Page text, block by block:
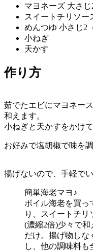
マヨネーズ 大さじ
スイートチリソー
めんつゆ 小さじ2
小ねぎ
天かす
作り方
茹でたエビにマヨネー
和えます。
小ねぎと天かすをかけ
お好みで塩胡椒で味を調
揚げないので、手軽でい
簡単海老マヨ♪
ボイル海老を買っ
り、スイートチ
(濃縮2倍)少々で
だけ。揚げ物しな
し、他の調味料も